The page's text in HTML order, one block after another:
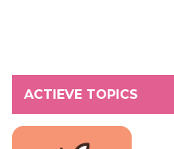
ACTIEVE TOPICS